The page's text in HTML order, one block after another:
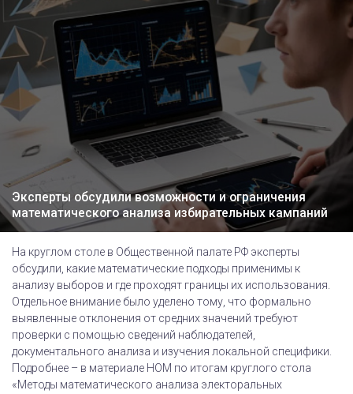
Эксперты обсудили возможности и ограничения
математического анализа избирательных кампаний
На круглом столе в Общественной палате РФ эксперты
обсудили, какие математические подходы применимы к
анализу выборов и где проходят границы их использования.
Отдельное внимание было уделено тому, что формально
выявленные отклонения от средних значений требуют
проверки с помощью сведений наблюдателей,
документального анализа и изучения локальной специфики.
Подробнее – в материале НОМ по итогам круглого стола
«Методы математического анализа электоральных